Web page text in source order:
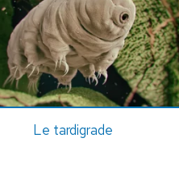
Le tardigrade